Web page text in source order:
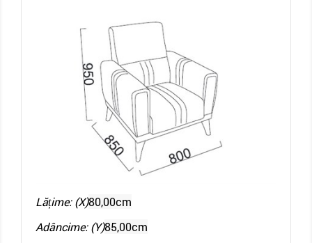
Lățime: (X)80,00cm
Adâncime: (Y)85,00cm